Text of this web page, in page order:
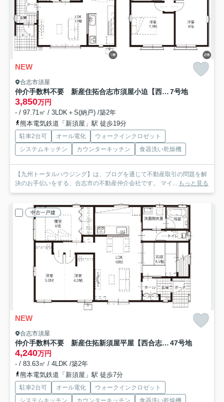
NEW
合志市須屋
仲介手数料不要 新産住拓合志市須屋小迫【西合志南小・西合志南中】 7号地
3,850万円
- / 97.71㎡ / 3LDK＋S(納戸) /築2年
熊本電気鉄道「新須屋」駅 徒歩19分
駐車2台可 オール電化
ウォークインクロゼット
システムキッチン
カウンターキッチン 食器洗い乾燥機
【九州トータルハウジング】は、ブログを通じて不動産取引の問題を解
決のお手伝いをする、合志市の不動産仲介会社です。 マイ... もっと見る
中古一戸建
NEW
合志市須屋
仲介手数料不要 新産住拓新須屋平屋【西合志南小・西合志南中】 47号地
4,240万円
- / 83.63㎡ / 4LDK /築2年
熊本電気鉄道「新須屋」駅 徒歩7分
駐車2台可 オール電化
ウォークインクロゼット